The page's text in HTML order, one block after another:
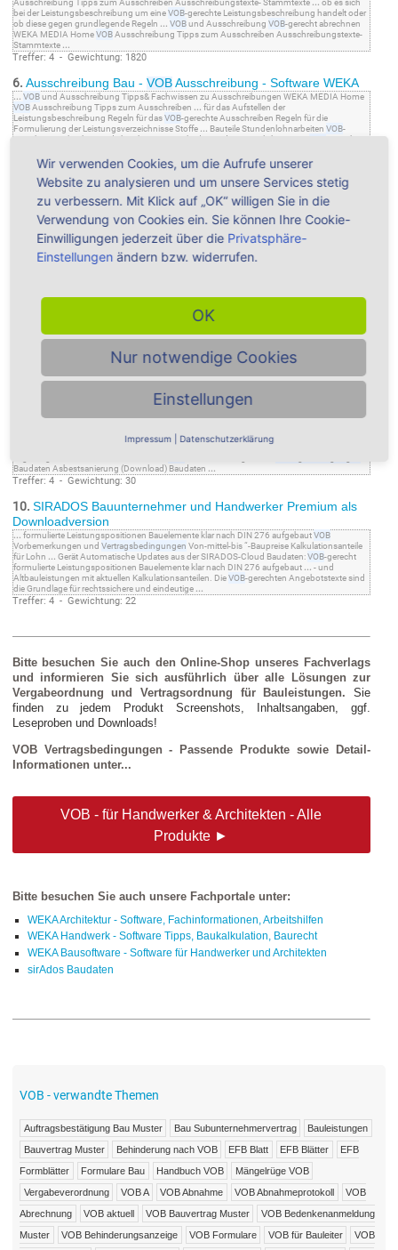
Ausschreibung Tipps zum Ausschreiben Ausschreibungstexte- Stammtexte ... ob es sich
bei der Leistungsbeschreibung um eineVOB-gerechte Leistungsbeschreibung handelt oder
ob diese gegen grundlegende Regeln ... VOBund Ausschreibung VOB-gerecht abrechnen
WEKA MEDIA HomeVOBAusschreibung Tipps zum Ausschreiben Ausschreibungstexte-
Stammtexte ...
Treffer: 4 - Gewichtung: 1820
6. Ausschreibung Bau - VOBAusschreibung - Software WEKA
... VOBund Ausschreibung Tipps& Fachwissen zu Ausschreibungen WEKA MEDIA Home
VOBAusschreibung Tipps zum Ausschreiben ... für das Aufstellen der
Leistungsbeschreibung Regeln für dasVOB-gerechte Ausschreiben Regeln für die
Formulierung der Leistungsverzeichnisse Stoffe ... Bauteile Stundenlohnarbeiten VOB-
gerecht ausschreiben und abrechnen – Was bedeutet das eigentlich genau? VOB-gerecht
Treffer: 4 - Gewichtung: 854
VOBAusschreibung - Regeln für dasVOB -gerechte
Ausschreiben
VOBund Ausschreibung Regeln für dasVOB-gerechte Ausschreiben WEKA MEDIA
VOB Ausschreibung Tipps zum Ausschreiben...- Stammtexte Vorbemerkungen/
VertragsbedingungenAusschreibung Vergabe Abrechnung Datenaustausch- GAEB Such-
Index Kontakt Suche Home Tipps zum
den Vorbemerkungen abgelehnt. Dieser Streit
wurde derVOB-Auslegungs- und Beratungsstelle des Baugewerbeverbands Niedersachsen
SIRADOS Architektur Premium als Downloadversion
Asbestsanierung, Reinigung/Wartung und Gebäudeelementen.
Vertragsbedingungen
mit Bauelementen und Ausschreibungen mitVOB-konformen Leistungspositionen. Mit den
Vorbemerkungen sind Ihre Leistungsverzeichnisse...Gerät Automatische Updates aus der
SIRADOS-Cloud Baudaten:VOB
-gerecht formulierte Leistungspositionen Bauelemente klar
nach DIN 276 aufgebaut...
Treffer: 4 - Gewichtung: 32
Kostenfreie Downloads ¦ SIRADOS
für alle Bereiche des Bauens unterstützen Sie dabeiVOB-gerechte
Leistungsbeschreibungen zu erstellen und mit Marktpreisen zu kontrollieren
Baudaten Asbestsanierung (Download) Baudaten ...
Treffer: 4 - Gewichtung: 30
10. SIRADOS Bauunternehmer und Handwerker Premium als
Downloadversion
... formulierte Leistungspositionen Bauelemente klar nach DIN 276 aufgebautVOB
Vorbemerkungen und Vertragsbedingungen Von-mittel-bis “-Baupreise Kalkulationsanteile
für Lohn ... Gerät Automatische Updates aus der SIRADOS-Cloud Baudaten:VOB-gerecht
formulierte Leistungspositionen Bauelemente klar nach DIN 276 aufgebaut ... - und
Altbauleistungen mit aktuellen Kalkulationsanteilen. DieVOB-gerechten Angebotstexte sind
die Grundlage für rechtssichere und eindeutige ...
Treffer: 4 - Gewichtung: 22
Bitte besuchen Sie auch den Online-Shop unseres Fachverlags
und informieren Sie sich ausführlich über alle Lösungen zur
Vergabeordnung und Vertragsordnung für Bauleistungen. Sie
finden zu jedem Produkt Screenshots, Inhaltsangaben, ggf.
Leseproben und Downloads!
VOB Vertragsbedingungen - Passende Produkte sowie Detail-
Informationen unter...
VOB - für Handwerker & Architekten - Alle
Produkte ►
Bitte besuchen Sie auch unsere Fachportale unter:
WEKA Architektur - Software, Fachinformationen, Arbeitshilfen
WEKA Handwerk - Software Tipps, Baukalkulation, Baurecht
WEKA Bausoftware - Software für Handwerker und Architekten
sirAdos Baudaten
VOB - verwandte Themen
Auftragsbestätigung Bau Muster Bau Subunternehmervertrag
Bauleistungen
Bauvertrag Muster
Behinderung nach VOB EFB Blatt EFB Blätter
EFB
Formblätter
Formulare Bau Handbuch VOB
Mängelrüge VOB
Vergabeverordnung
VOB A VOB Abnahme VOB Abnahmeprotokoll
VOB
Abrechnung
VOB aktuell VOB Bauvertrag Muster
VOB Bedenkenanmeldung
Muster
VOB Behinderungsanzeige VOB Formulare VOB für Bauleiter
VOB
Wir verwenden Cookies, um die Aufrufe unserer
Website zu analysieren und um unsere Services stetig
zu verbessern. Mit Klick auf „OK“ willigen Sie in die
Verwendung von Cookies ein. Sie können Ihre Cookie-
Einwilligungen jederzeit über die Privatsphäre-
Einstellungen ändern bzw. widerrufen.
OK
Nur notwendige Cookies
Einstellungen
Impressum Datenschutzerklärung